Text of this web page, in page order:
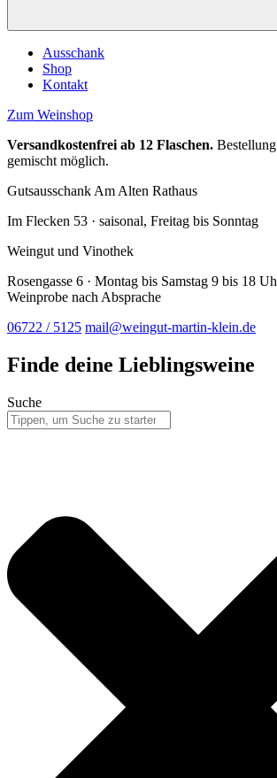
Ausschank
Shop
Kontakt
Zum Weinshop
Versandkostenfrei ab 12 Flaschen.
gemischt möglich.
Gutsausschank Am Alten Rathaus
Im Flecken 53 · saisonal, Freitag bis Sonntag
Weingut und Vinothek
Rosengasse 6 · Montag bis Samstag 9 bis 18
Weinprobe nach Absprache
06722 / 5125 mail@weingut-martin-klein.de
Finde deine Lieblingsweine
Suche